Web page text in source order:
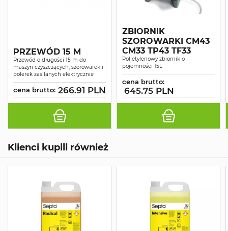
PRZEWÓD 15 M
Przewód o długości 15 m do
maszyn czyszczących, szorowarek i
polerek zasilanych elektrycznie
cena brutto: 266.91 PLN
ZBIORNIK
SZOROWARKI CM43
CM33 TP43 TF33
Polietylenowy zbiornik o
pojemności 15L
cena brutto:
645.75 PLN
Klienci kupili również